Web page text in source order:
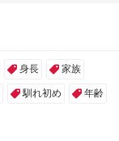
身長 家族
馴れ初め 年齢